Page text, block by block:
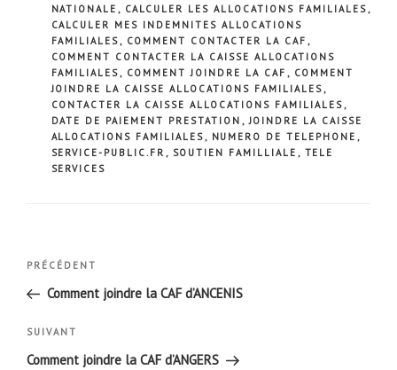
NATIONALE , CALCULER LES ALLOCATIONS FAMILIALES,
CALCULER MES INDEMNITES ALLOCATIONS
FAMILIALES, COMMENT CONTACTER LA CAF ,
COMMENT CONTACTER LA CAISSE ALLOCATIONS
FAMILIALES, COMMENT JOINDRE LA CAF , COMMENT
JOINDRE LA CAISSE ALLOCATIONS FAMILIALES,
CONTACTER LA CAISSE ALLOCATIONS FAMILIALES,
DATE DE PAIEMENT PRESTATION ,JOINDRE LA CAISSE
ALLOCATIONS FAMILIALES, NUMERO DE TELEPHONE ,
SERVICE-PUBLIC.FR , SOUTIEN FAMILLIALE , TELE
SERVICES
Navigation
l’article
Article
précédent
PRÉCÉDENT
Comment joindre la CAF d’ANCENIS
Article
suivant
SUIVANT
Comment joindre la CAF d’ANGERS